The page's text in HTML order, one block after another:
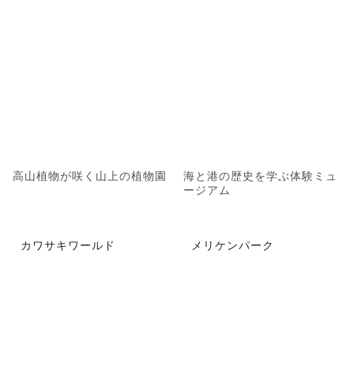
高山植物が咲く山上の植物園
海と港の歴史を学ぶ体験ミュ
ージアム
カワサキワールド メリケンパーク